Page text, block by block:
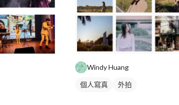
Windy Huang
個人寫真 外拍